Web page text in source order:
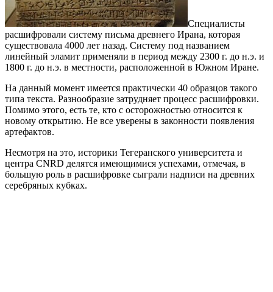
Специалисты
расшифровали систему письма древнего Ирана, которая
существовала 4000 лет назад. Систему под названием
линейный эламит применяли в период между 2300 г. до н.э. и
1800 г. до н.э. в местности, расположенной в Южном Иране.
На данный момент имеется практически 40 образцов такого
типа текста. Разнообразие затрудняет процесс расшифровки.
Помимо этого, есть те, кто с осторожностью относится к
новому открытию. Не все уверены в законности появления
артефактов.
Несмотря на это, историки Тегеранского университета и
центра CNRD делятся имеющимися успехами, отмечая, в
большую роль в расшифровке сыграли надписи на древних
серебряных кубках.